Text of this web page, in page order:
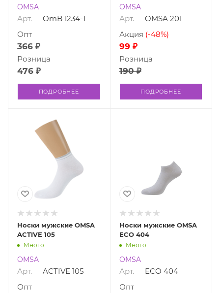
OMSA
Арт. OmB 1234-1
366 ₽
Опт
476 ₽
Розница
ПОДРОБНЕЕ
OMSA
Арт. OMSA 201
99 ₽
Акция (-48%)
190 ₽
Розница
ПОДРОБНЕЕ
Носки мужские OMSA
ACTIVE 105
Много
OMSA
Арт. ACTIVE 105
Опт
Носки мужские OMSA
ECO 404
Много
OMSA
Арт. ECO 404
Опт